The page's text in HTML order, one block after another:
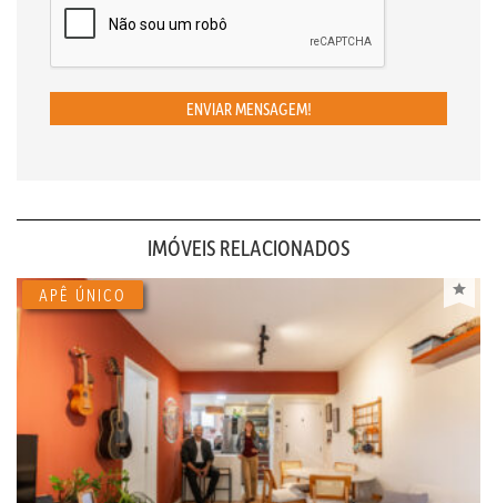
ENVIAR MENSAGEM!
IMÓVEIS RELACIONADOS